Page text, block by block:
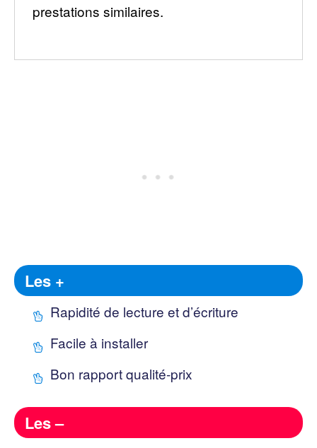
prestations similaires.
Les +
Rapidité de lecture et d’écriture
Facile à installer
Bon rapport qualité-prix
Les –